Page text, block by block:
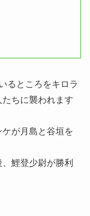
るところをキロラ
ちに襲われます
が月島と谷垣を
鯉登少尉が勝利